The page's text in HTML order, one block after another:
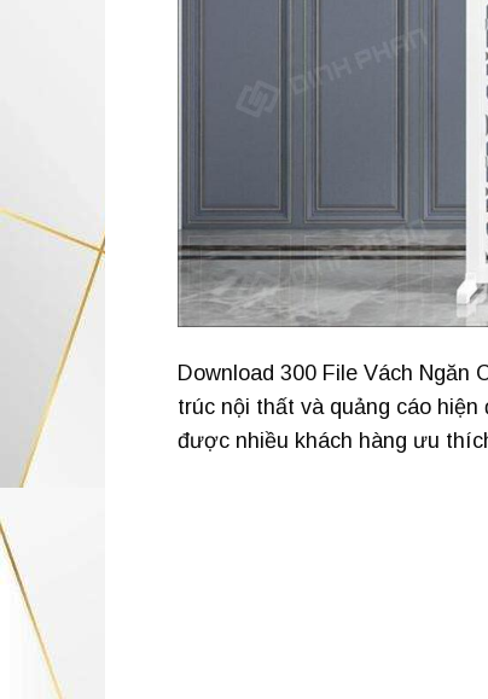
Download 300 File Vách Ngăn
trúc nội thất và quảng cáo
được nhiều khách hàng ưu